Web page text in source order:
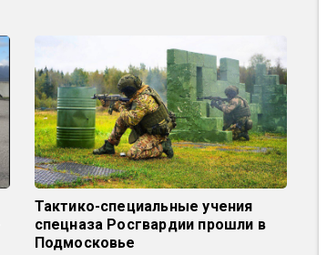
Тактико-специальные учения
спецназа Росгвардии прошли в
Подмосковье